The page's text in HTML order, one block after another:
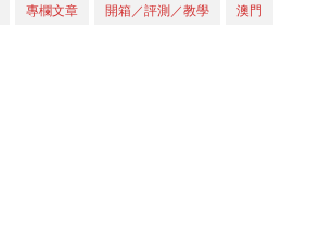
專欄文章 開箱／評測／教學
澳門